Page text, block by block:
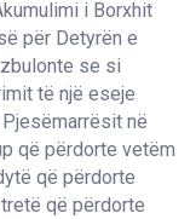
i Borxhit
për Detyrën e
se si
të një eseje
në
që përdorte vetëm
që përdorte
që përdorte